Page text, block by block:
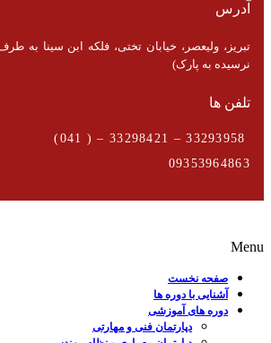
آدرس
نرسیده به پارک)
تلفن ها
09353964863
Menu
صفحه نخست
آشنایی با دوره ها
دوره های آموزشی
دپارتمان فنی و مهارتی